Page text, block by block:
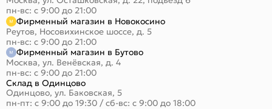
пн-вс: с 9:00 до 21:00
Фирменный магазин в Новокосино
Реутов, Носовихинское шоссе, д. 5
пн-вс: с 9:00 до 21:00
Фирменный магазин в Бутово
Москва, ул. Венёвская, д. 4
пн-вс: с 9:00 до 21:00
Склад в Одинцово
Одинцово, ул. Баковская, 5
пн-пт: с 9:00 до 19:30 / сб-вс: с 9:00 до 18:00